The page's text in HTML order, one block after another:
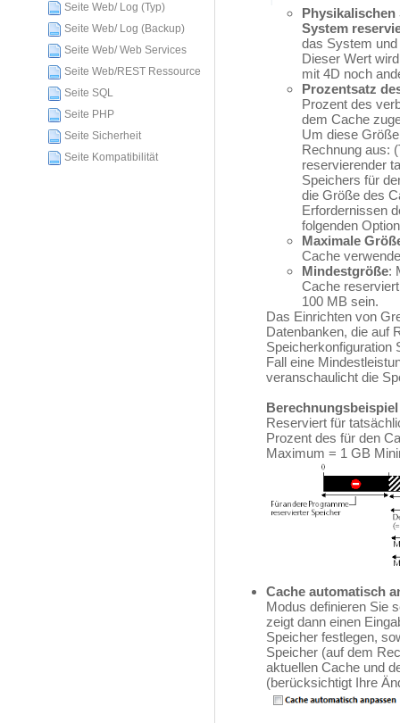
Seite Web/ Log (Typ)
Seite Web/ Log (Backup)
Seite Web/ Web Services
Seite Web/REST Ressource
Seite SQL
Seite PHP
Seite Sicherheit
Seite Kompatibilität
Physikalischen
System
das System
Dieser Wert
mit 4D noch
Prozentsatz
Prozent des
dem Cache
Um diese
Rechnung aus:
reservierender
Speichers für
die Größe des
Erfordernissen
folgenden
Maximale
Cache
Mindestgröße:
Cache
100 MB sein.
Das Einrichten von
Datenbanken, die auf
Speicherkonfiguration
Fall eine
veranschaulicht die
Reserviert für
Prozent des für den
Maximum = 1 GB
Cache automatisch
Modus definieren Sie
zeigt dann einen
Speicher festlegen,
Speicher (auf dem
aktuellen Cache und
(berücksichtigt Ihre